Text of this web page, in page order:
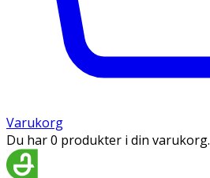
Varukorg
Du har 0 produkter i din varukorg.